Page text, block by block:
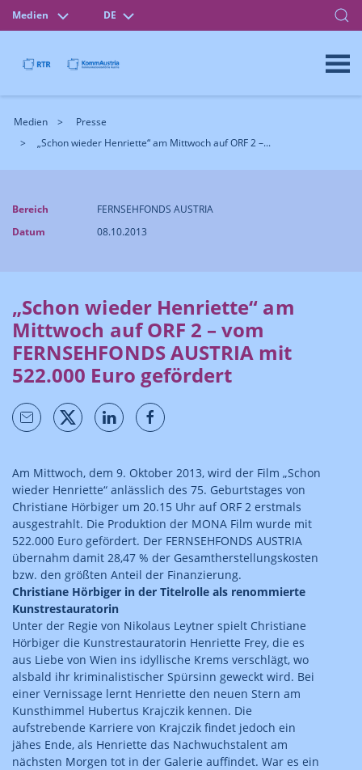
Medien DE
Medien
Presse
„Schon wieder Henriette“ am Mittwoch auf ORF 2 –...
Bereich
FERNSEHFONDS AUSTRIA
Datum
08.10.2013
„Schon wieder Henriette“ am
Mittwoch auf ORF 2 – vom
FERNSEHFONDS AUSTRIA mit
522.000 Euro gefördert
Am Mittwoch, dem 9. Oktober 2013, wird der Film „Schon
wieder Henriette“ anlässlich des 75. Geburtstages von
Christiane Hörbiger um 20.15 Uhr auf ORF 2 erstmals
ausgestrahlt. Die Produktion der MONA Film wurde mit
522.000 Euro gefördert. Der FERNSEHFONDS AUSTRIA
übernahm damit 28,47 % der Gesamtherstellungskosten
bzw. den größten Anteil der Finanzierung.
Christiane Hörbiger in der Titelrolle als renommierte
Kunstrestauratorin
Unter der Regie von Nikolaus Leytner spielt Christiane
Hörbiger die Kunstrestauratorin Henriette Frey, die es
aus Liebe von Wien ins idyllische Krems verschlägt, wo
alsbald ihr kriminalistischer Spürsinn geweckt wird. Bei
einer Vernissage lernt Henriette den neuen Stern am
Kunsthimmel Hubertus Krajczik kennen. Die
aufstrebende Karriere von Krajczik findet jedoch ein
jähes Ende, als Henriette das Nachwuchstalent am
nächsten Morgen tot in der Galerie auffindet. War es ein